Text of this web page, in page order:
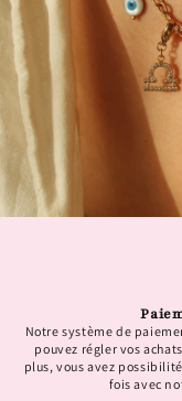
Notre système de
pouvez régler vos
plus, vous avez
fois avec